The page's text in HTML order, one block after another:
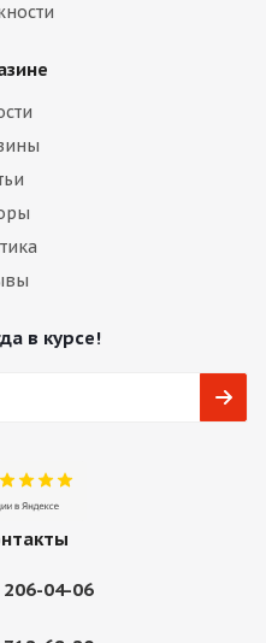
в курсе!
206-04-06